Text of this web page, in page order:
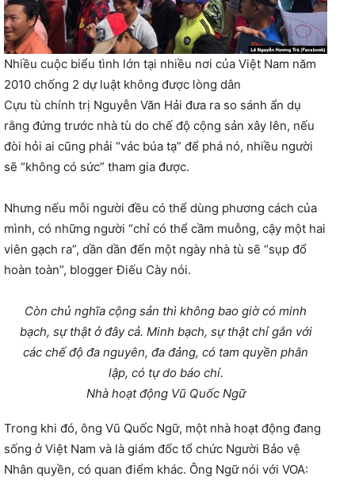
Nhiều cuộc biểu tình lớn tại nhiều nơi của Việt Nam năm
2010 chống 2 dự luật không được lòng dân
Cựu tù chính trị Nguyễn Văn Hải đưa ra so sánh ẩn dụ
rằng đứng trước nhà tù do chế độ cộng sản xây lên, nếu
đòi hỏi ai cũng phải “vác búa tạ” để phá nó, nhiều người
sẽ “không có sức” tham gia được.
Nhưng nếu mỗi người đều có thể dùng phương cách của
mình, có những người “chỉ có thể cầm muỗng, cậy một hai
viên gạch ra”, dần dần đến một ngày nhà tù sẽ “sụp đổ
hoàn toàn”, blogger Điếu Cày nói.
Còn chủ nghĩa cộng sản thì không bao giờ có minh
bạch, sự thật ở đây cả. Minh bạch, sự thật chỉ gắn với
các chế độ đa nguyên, đa đảng, có tam quyền phân
lập, có tự do báo chí.
Nhà hoạt động Vũ Quốc Ngữ
Trong khi đó, ông Vũ Quốc Ngữ, một nhà hoạt động đang
sống ở Việt Nam và là giám đốc tổ chức Người Bảo vệ
Nhân quyền, có quan điểm khác. Ông Ngữ nói với VOA: